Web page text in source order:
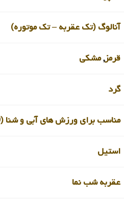
آنالوگ (تک عقربه – تک موتوره)
قرمز,مشکی
گرد
مناسب برای ورزش های آبی و شنا (100متر)
استیل
عقربه شب نما